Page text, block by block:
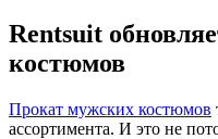
Rentsuit
костюмов
Прокат мужских костюмов
ассортимента. И это не